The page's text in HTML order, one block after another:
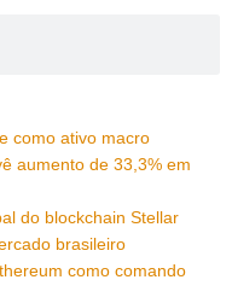
como ativo macro
aumento de 33,3% em
do blockchain Stellar
brasileiro
como comando